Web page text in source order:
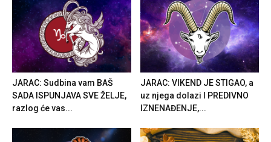
JARAC: Sudbina vam BAŠ
SADA ISPUNJAVA SVE ŽELJE,
razlog će vas...
JARAC: VIKEND JE STIGAO, a
uz njega dolazi I PREDIVNO
IZNENAĐENJE,...